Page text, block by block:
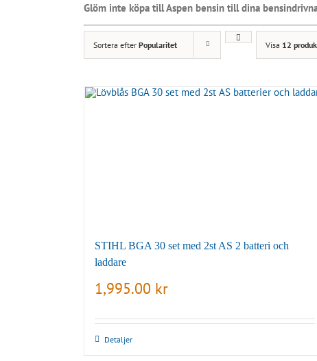
Glöm inte köpa till Aspen bensin till dina
Sortera efter Popularitet Visa 12
STIHL BGA 30 set med 2st AS 2 batteri och
laddare
1,995.00 kr
Detaljer